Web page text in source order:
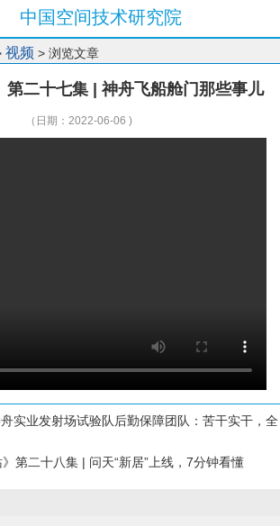
中国空间技术研究院
视频 > 浏览文章
第二十七集 | 神舟飞船舱门那些事儿
（日期：2022-06-06 )
实业发射场试验队后勤保障团队：苦干实干，全
》第二十八集 | 问天“新居”上线，7分钟看懂